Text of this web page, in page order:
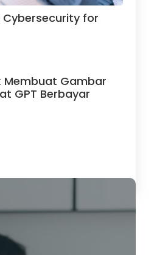
Cybersecurity for
Membuat Gambar
GPT Berbayar